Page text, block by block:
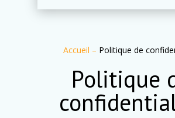
Accueil – Politique de
Politique